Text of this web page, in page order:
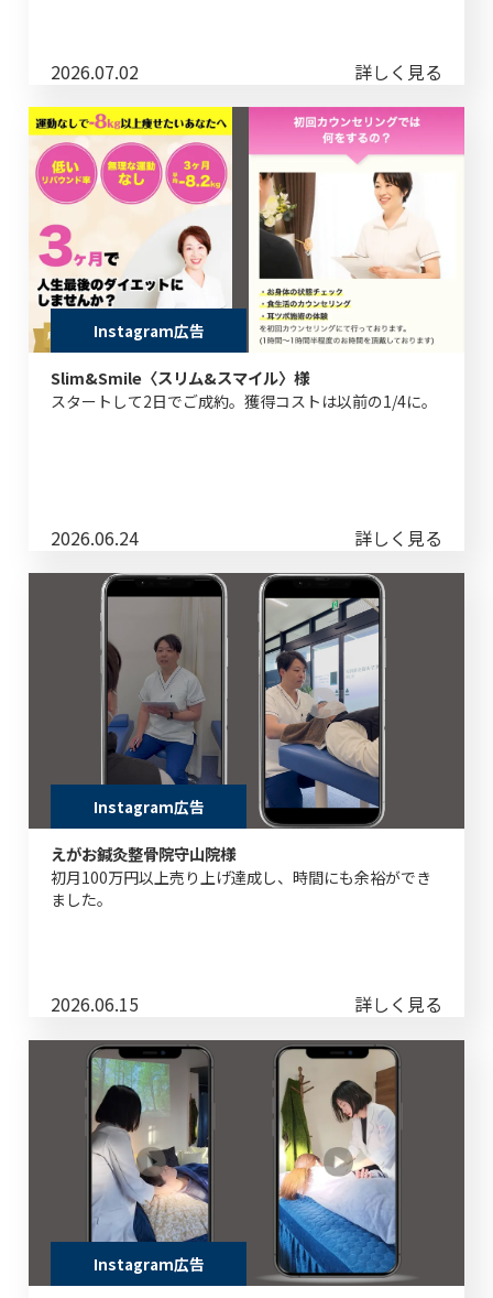
2026.07.02 詳しく見る
Instagram広告
Slim&Smile〈スリム&スマイル〉様
スタートして2日でご成約。獲得コストは以前の1/4に。
2026.06.24 詳しく見る
Instagram広告
えがお鍼灸整骨院守山院様
初月100万円以上売り上げ達成し、時間にも余裕ができ
ました。
2026.06.15 詳しく見る
Instagram広告